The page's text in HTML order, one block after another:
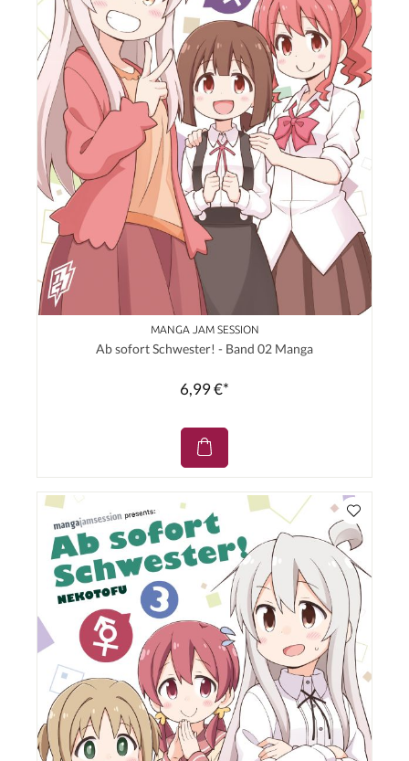
MANGA JAM SESSION
Ab sofort Schwester! - Band 02 Manga
6,99 €*